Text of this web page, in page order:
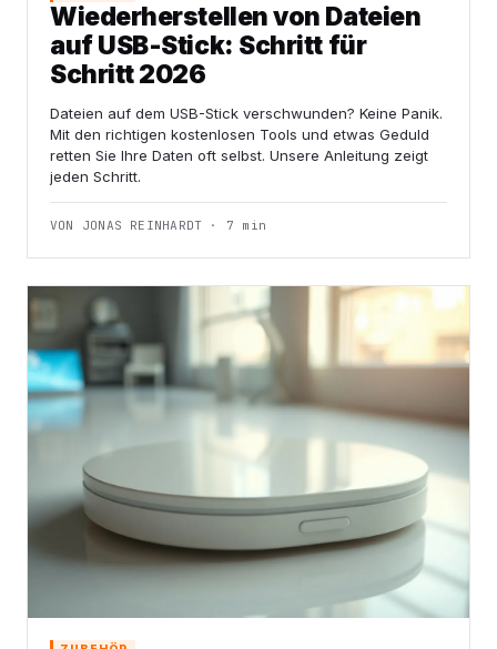
Wiederherstellen von Dateien
auf USB-Stick: Schritt für
Schritt 2026
Dateien auf dem USB-Stick verschwunden? Keine Panik.
Mit den richtigen kostenlosen Tools und etwas Geduld
retten Sie Ihre Daten oft selbst. Unsere Anleitung zeigt
jeden Schritt.
VON JONAS REINHARDT · 7 min